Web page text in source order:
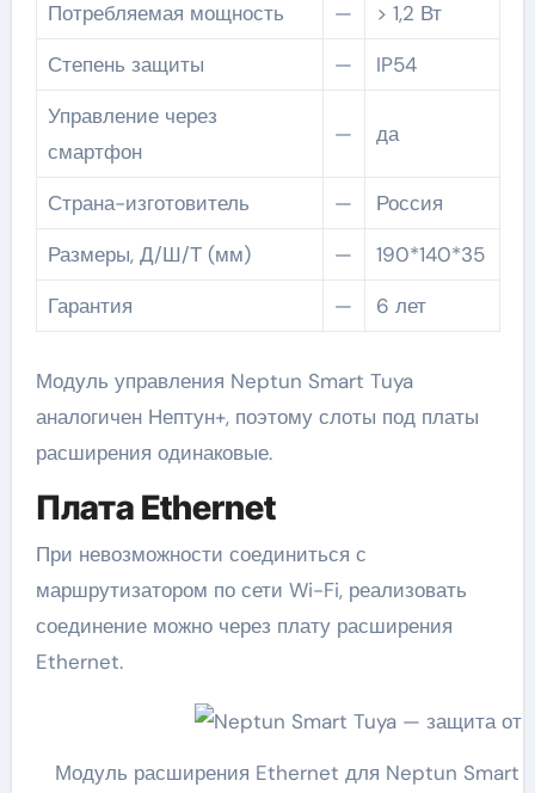
Потребляемая мощность —
> 1,2 Вт
Степень защиты
—
IP54
Управление через
смартфон
— да
Страна-изготовитель —
Россия
Размеры, Д/Ш/Т (мм)
—
190*140*35
Гарантия
— 6 лет
Модуль управления Neptun Smart Tuya
аналогичен Нептун+, поэтому слоты под платы
расширения одинаковые.
Плата Ethernet
При невозможности соединиться с
маршрутизатором по сети Wi-Fi, реализовать
соединение можно через плату расширения
Ethernet.
Модуль расширения Ethernet для Neptun Smart